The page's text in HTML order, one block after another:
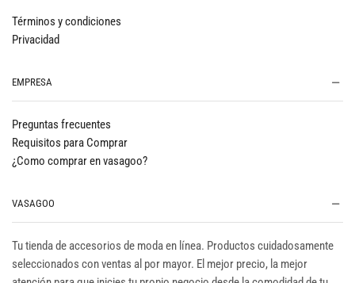
Términos y condiciones
Privacidad
EMPRESA
Preguntas frecuentes
Requisitos para Comprar
¿Como comprar en vasagoo?
VASAGOO
Tu tienda de accesorios de moda en línea. Productos cuidadosamente
seleccionados con ventas al por mayor. El mejor precio, la mejor